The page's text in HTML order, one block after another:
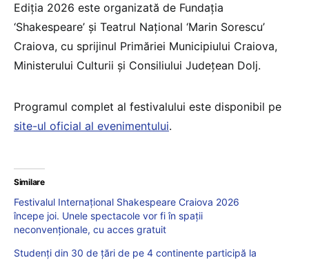
Ediţia 2026 este organizată de Fundaţia
‘Shakespeare’ şi Teatrul Naţional ‘Marin Sorescu’
Craiova, cu sprijinul Primăriei Municipiului Craiova,
Ministerului Culturii şi Consiliului Judeţean Dolj.
Programul complet al festivalului este disponibil pe
site-ul oficial al evenimentului.
Similare
Festivalul Internațional Shakespeare Craiova 2026
începe joi. Unele spectacole vor fi în spații
neconvenționale, cu acces gratuit
Studenți din 30 de țări de pe 4 continente participă la